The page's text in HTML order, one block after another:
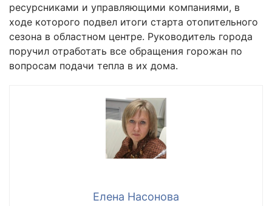
ресурсниками и управляющими компаниями, в
ходе которого подвел итоги старта отопительного
сезона в областном центре. Руководитель города
поручил отработать все обращения горожан по
вопросам подачи тепла в их дома.
Елена Насонова